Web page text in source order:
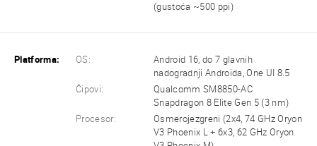
(gustoća ~500 ppi)
Platforma: OS:
Android 16, do 7 glavnih
nadogradnji Androida, One UI 8.5
Čipovi:
Qualcomm SM8850-AC
Snapdragon 8 Elite Gen 5 (3 nm)
Procesor:
Osmerojezgreni (2x4, 74 GHz Oryon
V3 Phoenix L + 6x3, 62 GHz Oryon